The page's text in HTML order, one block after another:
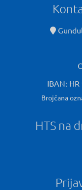
IBAN:
Brojčana
HTS na